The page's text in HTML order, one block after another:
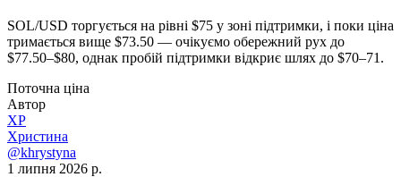
SOL/USD торгується на рівні $75 у зоні підтримки, і поки ціна
тримається вище $73.50 — очікуємо обережний рух до
$77.50–$80, однак пробій підтримки відкриє шлях до $70–71.
Поточна ціна
Автор
ХР
Христина
@khrystyna
1 липня 2026 р.